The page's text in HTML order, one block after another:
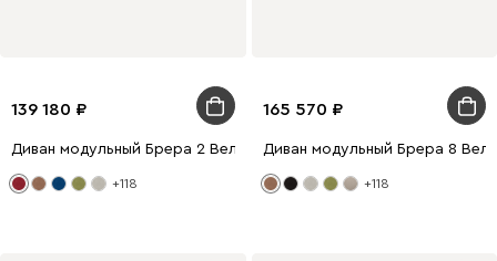
139 180
Диван модульный Брера 2 Велюр Красный
+118
165 570
Диван модульный Брера 8
+118